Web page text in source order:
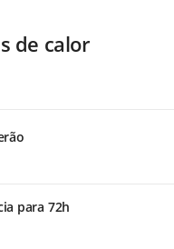
de calor
para 72h